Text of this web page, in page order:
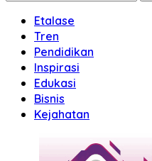
Etalase
Tren
Pendidikan
Inspirasi
Edukasi
Bisnis
Kejahatan